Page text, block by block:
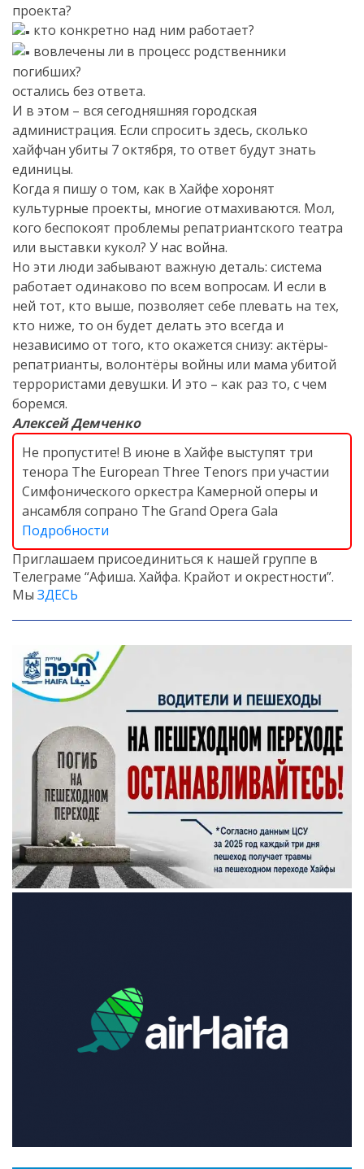
проекта?
кто конкретно над ним работает?
вовлечены ли в процесс родственники
погибших?
остались без ответа.
И в этом – вся сегодняшняя городская
администрация. Если спросить здесь, сколько
хайфчан убиты 7 октября, то ответ будут знать
единицы.
Когда я пишу о том, как в Хайфе хоронят
культурные проекты, многие отмахиваются. Мол,
кого беспокоят проблемы репатриантского театра
или выставки кукол? У нас война.
Но эти люди забывают важную деталь: система
работает одинаково по всем вопросам. И если в
ней тот, кто выше, позволяет себе плевать на тех,
кто ниже, то он будет делать это всегда и
независимо от того, кто окажется снизу: актёры-
репатрианты, волонтёры войны или мама убитой
террористами девушки. И это – как раз то, с чем
боремся.
Алексей Демченко
Не пропустите! В июне в Хайфе выступят три
тенора The European Three Tenors при участии
Симфонического оркестра Камерной оперы и
ансамбля сопрано The Grand Opera Gala
Подробности
Приглашаем присоединиться к нашей группе в
Телеграме “Афиша. Хайфа. Крайот и окрестности”.
Мы ЗДЕСЬ